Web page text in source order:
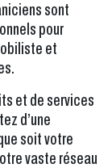
sont
pour
et
et de services
d’une
soit votre
vaste réseau